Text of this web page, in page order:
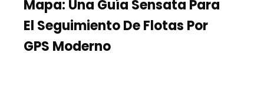
Contacto
Casos de uso
Mapa: Una Guía Sensata Para
El Seguimiento De Flotas Por
GPS Moderno